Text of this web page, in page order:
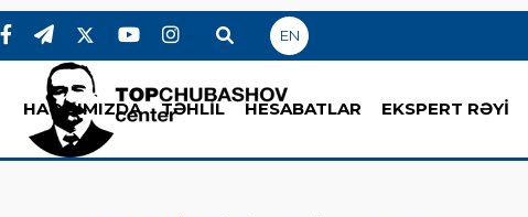
EN
HAQQIMIZDA TƏHLİL HESABATLAR EKSPERT RƏYİ